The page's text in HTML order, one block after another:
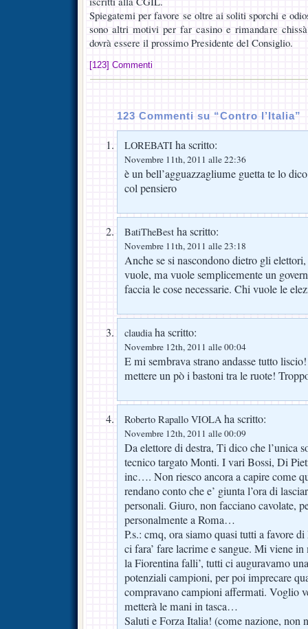
Spiegatemi per favore se oltre ai soliti sporchi e
sono altri motivi per far casino e rimandare
dovrà essere il prossimo Presidente del Consiglio.
[123] Commenti
123 Commenti su “Contro l’Italia”
LOREBATI ha scritto:
Novembre 11th, 2011 alle 22:36
è un bell’agguazzagliume guetta te lo
col pensiero
BatiTheBest ha scritto:
Novembre 11th, 2011 alle 23:18
Anche se si nascondono dietro gli
vuole, ma vuole semplicemente un
faccia le cose necessarie. Chi vuole le
claudiaha scritto:
Novembre 12th, 2011 alle 00:04
E mi sembrava strano andasse tutto
mettere un pò i bastoni tra le ruote!
Roberto Rapallo VIOLA ha scritto:
Novembre 12th, 2011 alle 00:09
Da elettore di destra, Ti dico che l’unica
tecnico targato Monti. I vari Bossi, Di
inc…. Non riesco ancora a capire come
rendano conto che e’ giunta l’ora di
personali. Giuro, non facciano cavolate,
personalmente a Roma…
P.s.: cmq, ora siamo quasi tutti a favore
ci fara’ fare lacrime e sangue. Mi viene
la Fiorentina falli’, tutti ci auguravamo
potenziali campioni, per poi imprecare
compravano campioni affermati. Voglio
metterà le mani in tasca…
Saluti e Forza Italia! (come nazione,